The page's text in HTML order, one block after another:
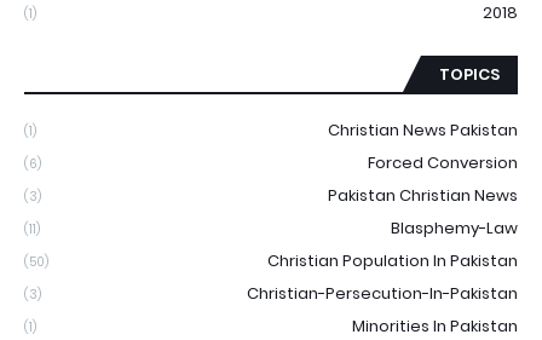
2018
(1)
TOPICS
Christian News Pakistan
(1)
Forced Conversion
(6)
Pakistan Christian News
(3)
Blasphemy-Law
(11)
Christian Population In Pakistan
(50)
Christian-Persecution-In-Pakistan
(3)
Minorities In Pakistan
(1)